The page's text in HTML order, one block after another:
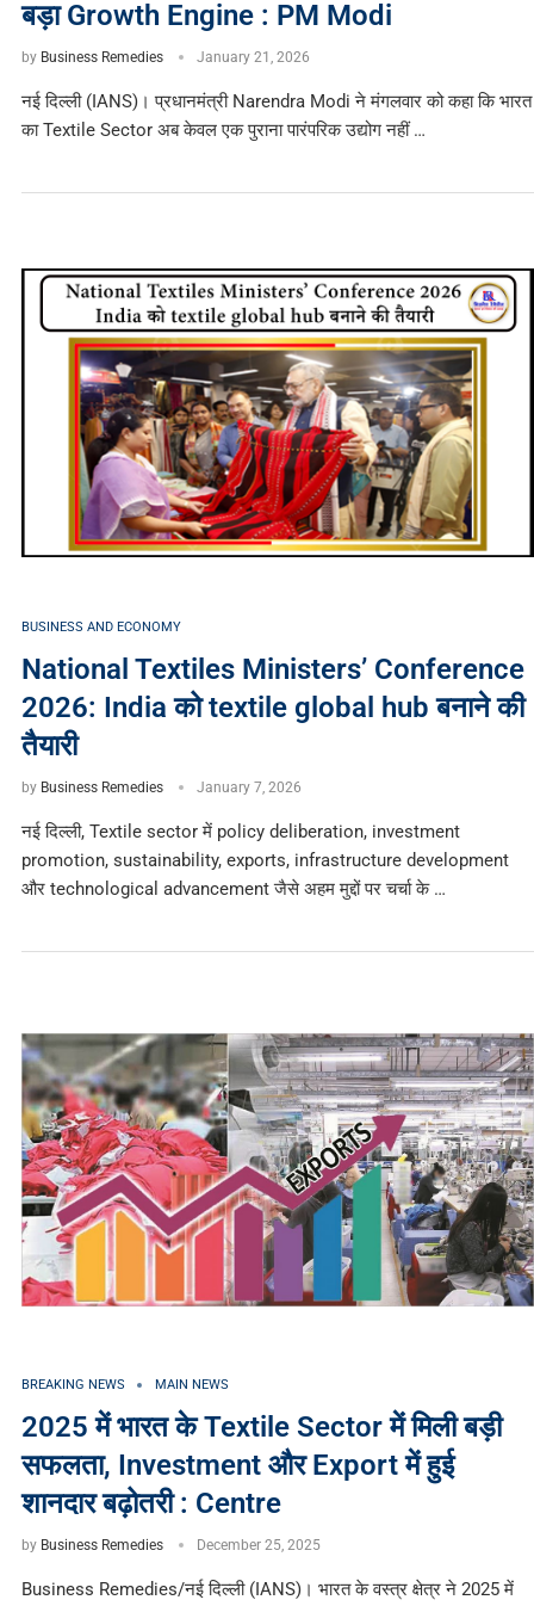
बड़ा Growth Engine : PM Modi
by Business Remedies January 21, 2026
नई दिल्ली (IANS)। प्रधानमंत्री Narendra Modi ने मंगलवार को कहा कि भारत
का Textile Sector अब केवल एक पुराना पारंपरिक उद्योग नहीं …
BUSINESS AND ECONOMY
National Textiles Ministers’ Conference
2026: India को textile global hub बनाने की
तैयारी
by Business Remedies January 7, 2026
नई दिल्ली, Textile sector में policy deliberation, investment
promotion, sustainability, exports, infrastructure development
और technological advancement जैसे अहम मुद्दों पर चर्चा के …
BREAKING NEWS MAIN NEWS
2025 में भारत के Textile Sector में मिली बड़ी
सफलता, Investment और Export में हुई
शानदार बढ़ोतरी : Centre
by Business Remedies December 25, 2025
Business Remedies/नई दिल्ली (IANS)। भारत के वस्त्र क्षेत्र ने 2025 में